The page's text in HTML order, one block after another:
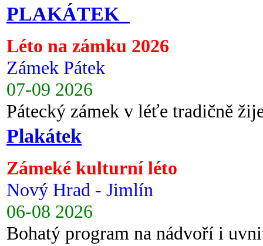
PLAKÁTEK
Léto na zámku 2026
Zámek Pátek
07-09 2026
Pátecký zámek v léťe tradičně
Plakátek
Zámeké kulturní léto
Nový Hrad - Jimlín
06-08 2026
Bohatý program na nádvoří i